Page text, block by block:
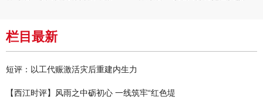
栏目最新
短评：以工代赈激活灾后重建内生力
【西江时评】风雨之中砺初心 一线筑牢“红色堤